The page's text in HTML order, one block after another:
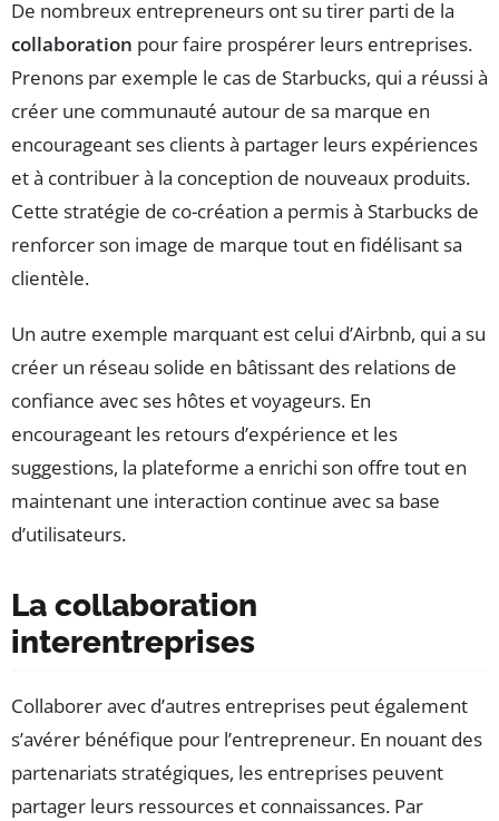
De nombreux entrepreneurs ont su tirer parti de la
collaboration pour faire prospérer leurs entreprises.
Prenons par exemple le cas de Starbucks, qui a réussi à
créer une communauté autour de sa marque en
encourageant ses clients à partager leurs expériences
et à contribuer à la conception de nouveaux produits.
Cette stratégie de co-création a permis à Starbucks de
renforcer son image de marque tout en fidélisant sa
clientèle.
Un autre exemple marquant est celui d’Airbnb, qui a su
créer un réseau solide en bâtissant des relations de
confiance avec ses hôtes et voyageurs. En
encourageant les retours d’expérience et les
suggestions, la plateforme a enrichi son offre tout en
maintenant une interaction continue avec sa base
d’utilisateurs.
La collaboration
interentreprises
Collaborer avec d’autres entreprises peut également
s’avérer bénéfique pour l’entrepreneur. En nouant des
partenariats stratégiques, les entreprises peuvent
partager leurs ressources et connaissances. Par